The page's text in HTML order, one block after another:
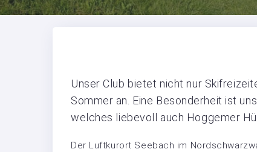
Unser Club bietet nicht nur
Sommer an. Eine Besonderheit ist
welches liebevoll auch Hoggemer
Der Luftkurort Seebach im